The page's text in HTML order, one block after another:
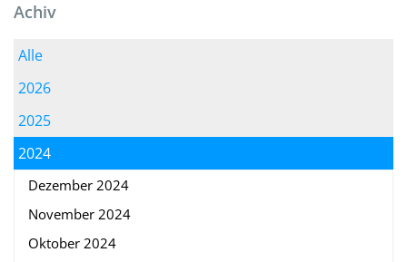
Achiv
Alle
2026
2025
2024
Dezember 2024
November 2024
Oktober 2024